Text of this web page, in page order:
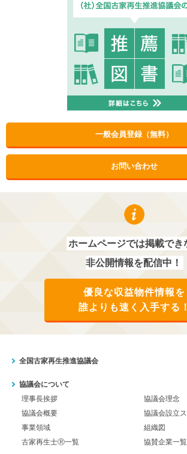
一般会員登録（無料）
お問い合わせ
ホームページでは掲載でき
非公開情報を配信中！
優良な収益物件情報を
誰よりも速く入手する！
全国古家再生推進協議会
協議会について
理事長挨拶
協議会理念
協議会概要
協議会設立
事業領域
組織図
古家再生士Ⓡ一覧
協賛企業一覧